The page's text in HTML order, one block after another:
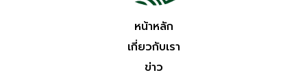
หน้าหลัก
เกี่ยวกับเรา
ข่าว